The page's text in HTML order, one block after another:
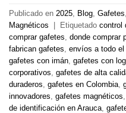
Publicado en 2025, Blog, Gafetes,
Magnéticos
Etiquetado control
comprar gafetes, donde comprar
fabrican gafetes, envíos a todo el
gafetes con imán, gafetes con
corporativos, gafetes de alta
duraderos, gafetes en Colombia,
innovadores, gafetes magnéticos,
de identificación en Arauca,